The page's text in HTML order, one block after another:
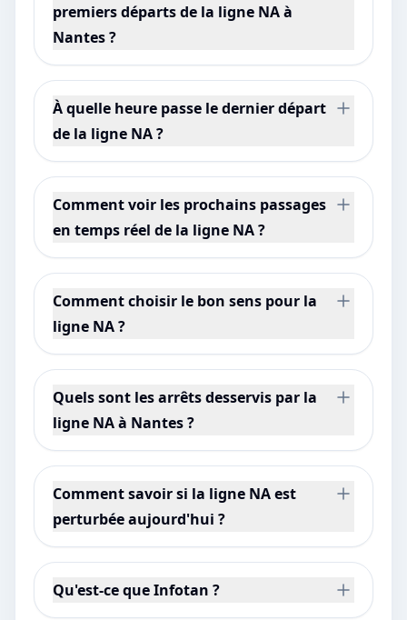
premiers départs de la ligne NA à
Nantes ?
À quelle heure passe le dernier départ
de la ligne NA ?
Comment voir les prochains passages
en temps réel de la ligne NA ?
Comment choisir le bon sens pour la
ligne NA ?
Quels sont les arrêts desservis par la
ligne NA à Nantes ?
Comment savoir si la ligne NA est
perturbée aujourd'hui ?
Qu'est-ce que Infotan ?